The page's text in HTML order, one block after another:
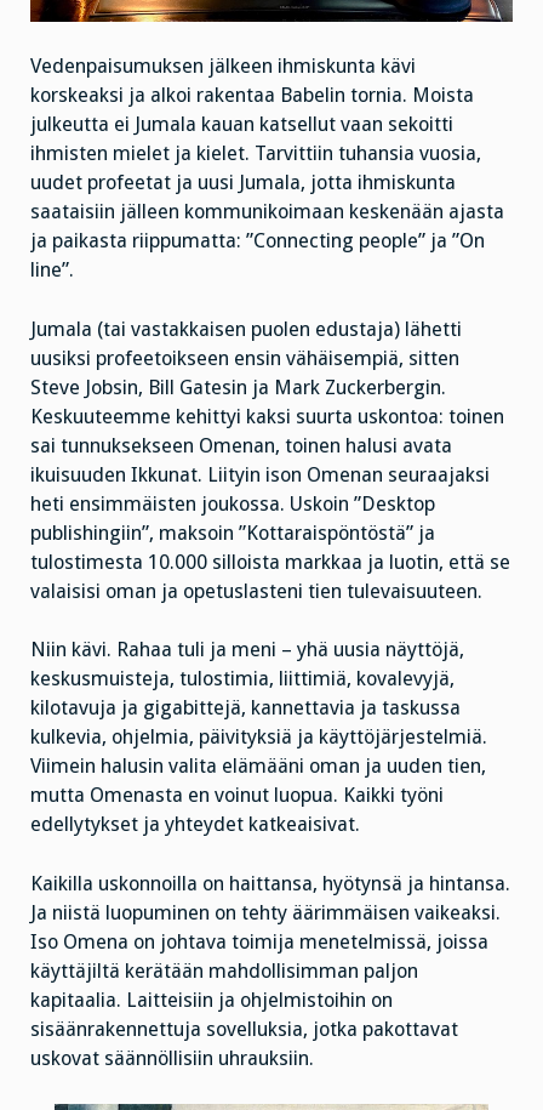
Vedenpaisumuksen jälkeen ihmiskunta kävi
korskeaksi ja alkoi rakentaa Babelin tornia. Moista
julkeutta ei Jumala kauan katsellut vaan sekoitti
ihmisten mielet ja kielet. Tarvittiin tuhansia vuosia,
uudet profeetat ja uusi Jumala, jotta ihmiskunta
saataisiin jälleen kommunikoimaan keskenään ajasta
ja paikasta riippumatta: ”Connecting people” ja ”On
line”.
Jumala (tai vastakkaisen puolen edustaja) lähetti
uusiksi profeetoikseen ensin vähäisempiä, sitten
Steve Jobsin, Bill Gatesin ja Mark Zuckerbergin.
Keskuuteemme kehittyi kaksi suurta uskontoa: toinen
sai tunnuksekseen Omenan, toinen halusi avata
ikuisuuden Ikkunat. Liityin ison Omenan seuraajaksi
heti ensimmäisten joukossa. Uskoin ”Desktop
publishingiin”, maksoin ”Kottaraispöntöstä” ja
tulostimesta 10.000 silloista markkaa ja luotin, että se
valaisisi oman ja opetuslasteni tien tulevaisuuteen.
Niin kävi. Rahaa tuli ja meni – yhä uusia näyttöjä,
keskusmuisteja, tulostimia, liittimiä, kovalevyjä,
kilotavuja ja gigabittejä, kannettavia ja taskussa
kulkevia, ohjelmia, päivityksiä ja käyttöjärjestelmiä.
Viimein halusin valita elämääni oman ja uuden tien,
mutta Omenasta en voinut luopua. Kaikki työni
edellytykset ja yhteydet katkeaisivat.
Kaikilla uskonnoilla on haittansa, hyötynsä ja hintansa.
Ja niistä luopuminen on tehty äärimmäisen vaikeaksi.
Iso Omena on johtava toimija menetelmissä, joissa
käyttäjiltä kerätään mahdollisimman paljon
kapitaalia. Laitteisiin ja ohjelmistoihin on
sisäänrakennettuja sovelluksia, jotka pakottavat
uskovat säännöllisiin uhrauksiin.